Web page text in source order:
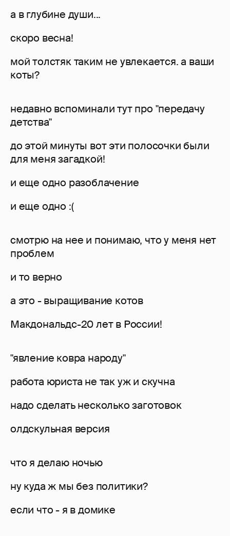
а в глубине души...
скоро весна!
мой толстяк таким не увлекается. а ваши
коты?
недавно вспоминали тут про "передачу
детства"
до этой минуты вот эти полосочки были
для меня загадкой!
и еще одно разоблачение
и еще одно :(
смотрю на нее и понимаю, что у меня нет
проблем
и то верно
а это - выращивание котов
Макдональдс-20 лет в России!
"явление ковра народу"
работа юриста не так уж и скучна
надо сделать несколько заготовок
олдскульная версия
что я делаю ночью
ну куда ж мы без политики?
если что - я в домике